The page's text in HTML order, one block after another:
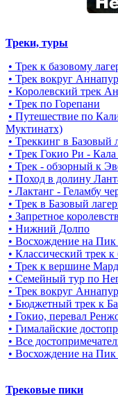
Треки, туры
• Трек к базовому
• Трек вокруг
• Королевский трек
• Трек по Горепани
• Путешествие по
Муктинатх)
• Треккинг в Базовый
• Трек Гокио Ри -
• Трек - обзорный к
• Поход в долину
• Лактанг - Геламбу
• Трек в Базовый
• Запретное
• Нижний Долпо
• Восхождение на
• Классический трек
• Трек к вершине
• Семейный тур по
• Трек вокруг
• Бюджетный трек к
• Гокио, перевал
• Гималайские
• Все
• Восхождение на
Трековые пики